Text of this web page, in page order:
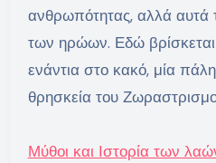
ανθρωπότητας, αλλά αυτά
των ηρώων. Εδώ
ενάντια στο κακό, μία
θρησκεία του
Μύθοι και Ιστορία των